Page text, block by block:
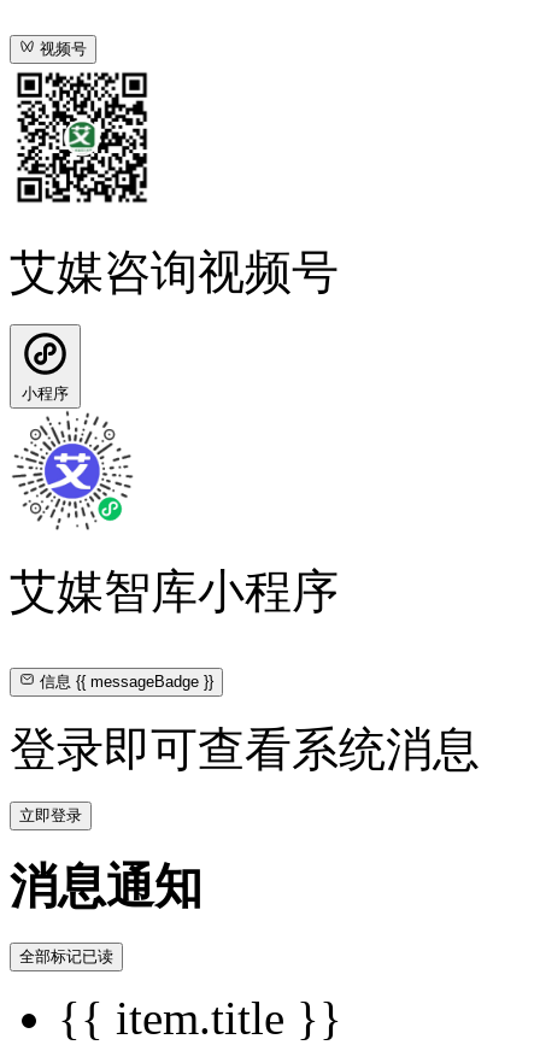
视频号
艾媒咨询视频号
小程序
艾媒智库小程序
信息{{ messageBadge }}
登录即可查看系统消息
立即登录
消息通知
全部标记已读
{{ item.title }}